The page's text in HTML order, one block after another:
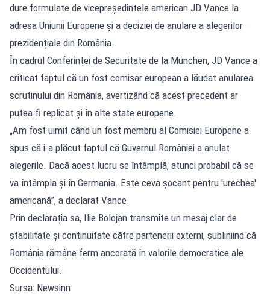
dure formulate de vicepreședintele american JD Vance la
adresa Uniunii Europene și a deciziei de anulare a alegerilor
prezidențiale din România.
În cadrul Conferinței de Securitate de la München, JD Vance a
criticat faptul că un fost comisar european a lăudat anularea
scrutinului din România, avertizând că acest precedent ar
putea fi replicat și în alte state europene.
„Am fost uimit când un fost membru al Comisiei Europene a
spus că i-a plăcut faptul că Guvernul României a anulat
alegerile. Dacă acest lucru se întâmplă, atunci probabil că se
va întâmpla și în Germania. Este ceva șocant pentru 'urechea'
americană”, a declarat Vance.
Prin declarația sa, Ilie Bolojan transmite un mesaj clar de
stabilitate și continuitate către partenerii externi, subliniind că
România rămâne ferm ancorată în valorile democratice ale
Occidentului.
Sursa: Newsinn